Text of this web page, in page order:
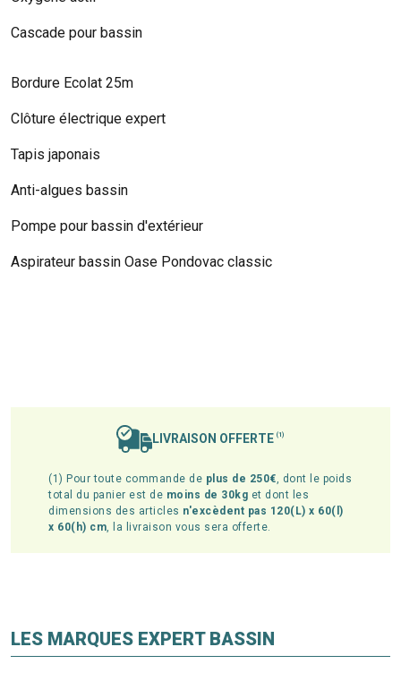
Cascade pour bassin
Bordure Ecolat 25m
Clôture électrique expert
Tapis japonais
Anti-algues bassin
Pompe pour bassin d'extérieur
Aspirateur bassin Oase Pondovac classic
LIVRAISON OFFERTE (1)
(1) Pour toute commande de plus de 250€, dont le poids
total du panier est de moins de 30kg et dont les
dimensions des articles n'excèdent pas 120(L) x 60(l)
x 60(h) cm, la livraison vous sera offerte.
LES MARQUES EXPERT BASSIN